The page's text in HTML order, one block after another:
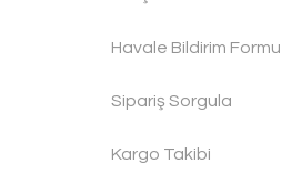
Havale Bildirim Formu
Sipariş Sorgula
Kargo Takibi